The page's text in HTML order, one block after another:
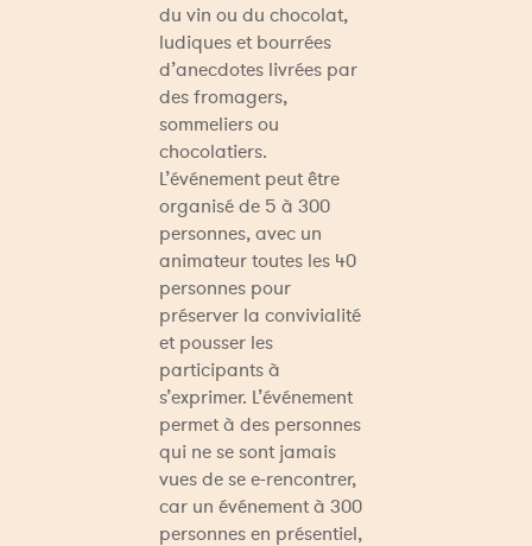
du vin ou du chocolat,
ludiques et bourrées
d’anecdotes livrées par
des fromagers,
sommeliers ou
chocolatiers.
L’événement peut être
organisé de 5 à 300
personnes, avec un
animateur toutes les 40
personnes pour
préserver la convivialité
et pousser les
participants à
s’exprimer. L’événement
permet à des personnes
qui ne se sont jamais
vues de se e-rencontrer,
car un événement à 300
personnes en présentiel,